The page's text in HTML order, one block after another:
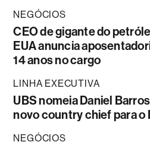
NEGÓCIOS
CEO de gigante do
EUA anuncia
14 anos no cargo
LINHA EXECUTIVA
UBS nomeia Daniel
novo country chief para o
NEGÓCIOS